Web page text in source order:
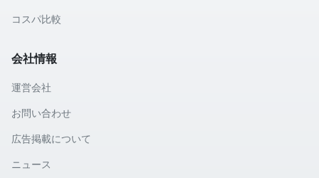
コスパ比較
会社情報
運営会社
お問い合わせ
広告掲載について
ニュース